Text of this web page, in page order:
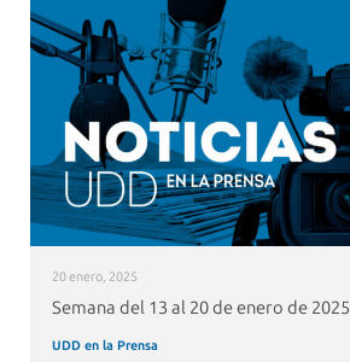
20 enero, 2025
Semana del 13 al 20 de enero de 2025
UDD en la Prensa